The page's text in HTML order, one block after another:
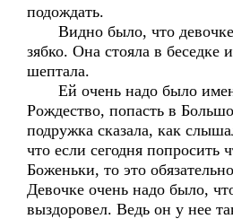
подождать.
Видно было, что девочке
зябко. Она стояла в беседке
шептала.
Ей очень надо было
Рождество, попасть в
подружка сказала, как
что если сегодня попросить
Боженьки, то это
Девочке очень надо было,
выздоровел. Ведь он у нее